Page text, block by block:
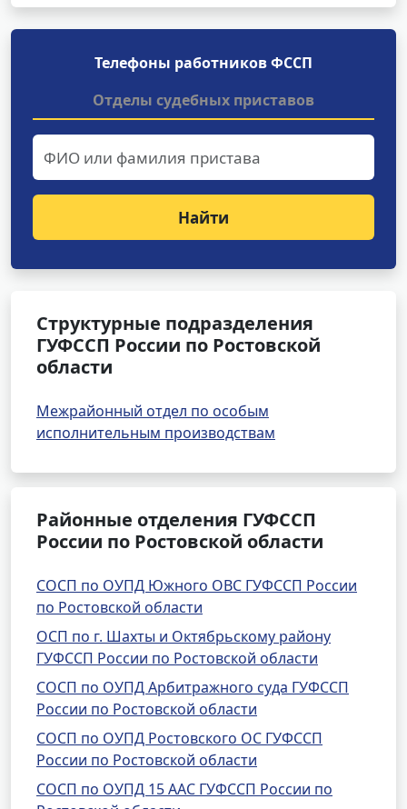
Телефоны работников ФССП
Отделы судебных приставов
Найти
Структурные подразделения
ГУФССП России по Ростовской
области
Межрайонный отдел по особым
исполнительным производствам
Районные отделения ГУФССП
России по Ростовской области
СОСП по ОУПД Южного ОВС ГУФССП России
по Ростовской области
ОСП по г. Шахты и Октябрьскому району
ГУФССП России по Ростовской области
СОСП по ОУПД Арбитражного суда ГУФССП
России по Ростовской области
СОСП по ОУПД Ростовского ОС ГУФССП
России по Ростовской области
СОСП по ОУПД 15 ААС ГУФССП России по